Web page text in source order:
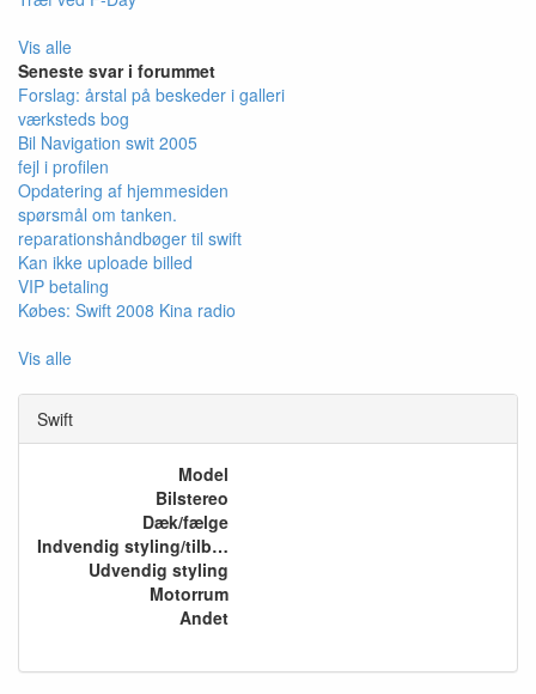
Vis alle
Seneste svar i forummet
Forslag: årstal på beskeder i galleri
værksteds bog
Bil Navigation swit 2005
fejl i profilen
Opdatering af hjemmesiden
spørsmål om tanken.
reparationshåndbøger til swift
Kan ikke uploade billed
VIP betaling
Købes: Swift 2008 Kina radio
Vis alle
Swift
Model
Bilstereo
Dæk/fælge
Indvendig styling/tilbehør
Udvendig styling
Motorrum
Andet